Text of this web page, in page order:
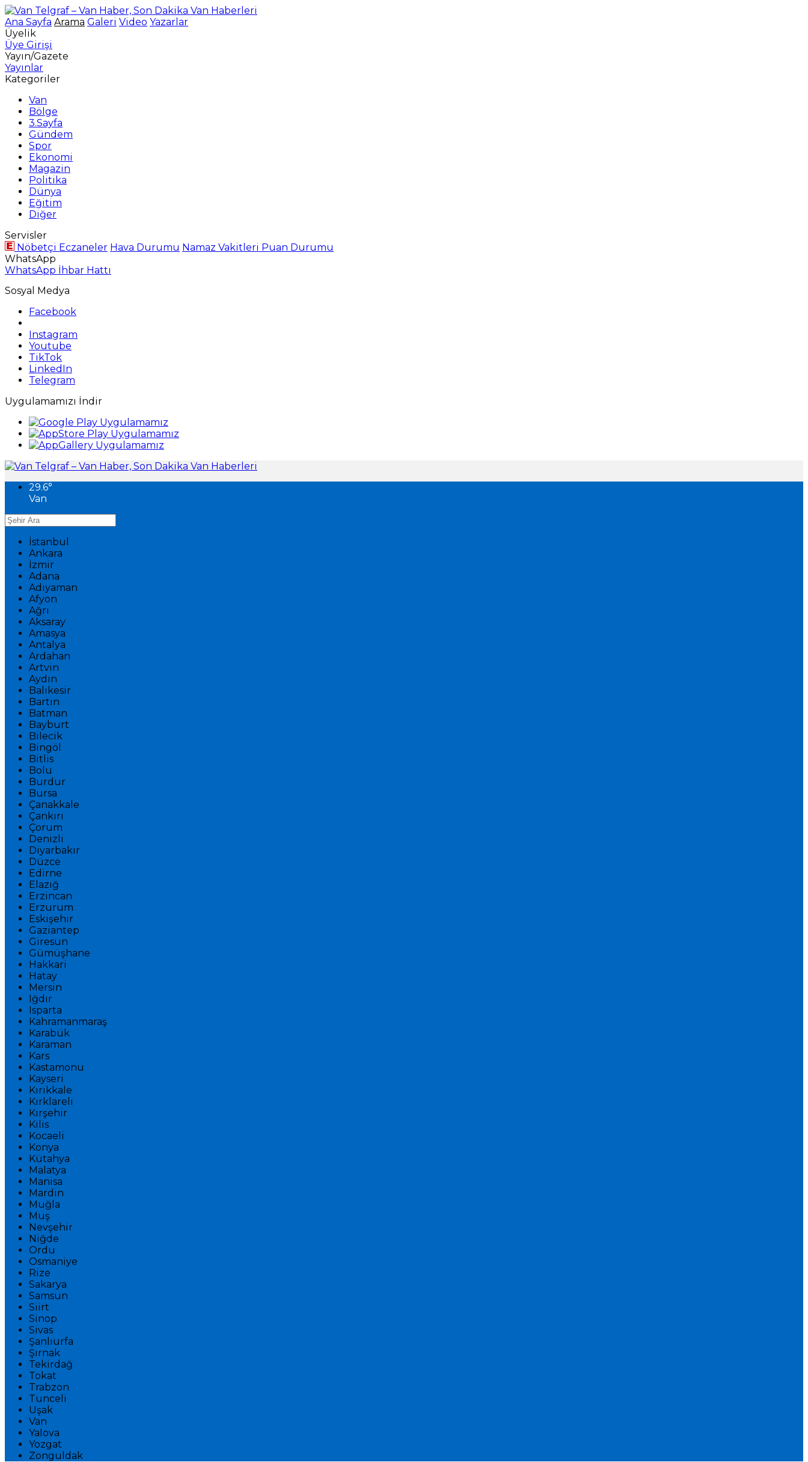
Ana Sayfa Arama Galeri Video Yazarlar
Üyelik
Üye Girişi
Yayın/Gazete
Yayınlar
Kategoriler
Van
Bölge
3.Sayfa
Gündem
Spor
Ekonomi
Magazin
Politika
Dünya
Eğitim
Diğer
Servisler
Nöbetçi Eczaneler Hava Durumu Namaz Vakitleri Puan Durumu
WhatsApp
WhatsApp İhbar Hattı
Sosyal Medya
Facebook
Instagram
Youtube
TikTok
LinkedIn
Telegram
Uygulamamızı İndir
29.6°
Van
İstanbul
Ankara
İzmir
Adana
Adıyaman
Afyon
Ağrı
Aksaray
Amasya
Antalya
Ardahan
Artvin
Aydın
Balıkesir
Bartın
Batman
Bayburt
Bilecik
Bingöl
Bitlis
Bolu
Burdur
Bursa
Çanakkale
Çankırı
Çorum
Denizli
Diyarbakır
Düzce
Edirne
Elazığ
Erzincan
Erzurum
Eskişehir
Gaziantep
Giresun
Gümüşhane
Hakkari
Hatay
Mersin
Iğdır
Isparta
Kahramanmaraş
Karabük
Karaman
Kars
Kastamonu
Kayseri
Kırıkkale
Kırklareli
Kırşehir
Kilis
Kocaeli
Konya
Kütahya
Malatya
Manisa
Mardin
Muğla
Muş
Nevşehir
Niğde
Ordu
Osmaniye
Rize
Sakarya
Samsun
Siirt
Sinop
Sivas
Şanlıurfa
Şırnak
Tekirdağ
Tokat
Trabzon
Tunceli
Uşak
Van
Yalova
Yozgat
Zonguldak